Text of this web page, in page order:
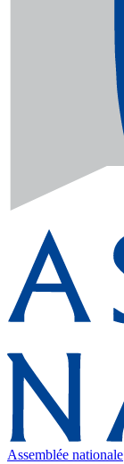
Assemblée nationale